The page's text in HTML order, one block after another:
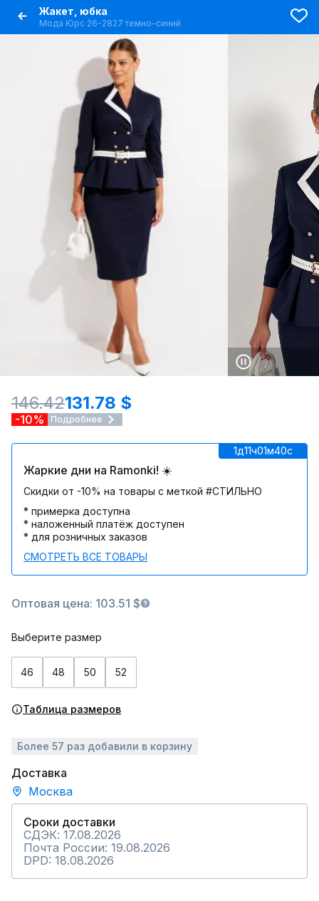
Жакет, юбка
Мода Юрс 26-2827 темно-синий
146.42131.78 $
-10% Подробнее
1д11ч01м40c
Жаркие дни на Ramonki! ☀️
Скидки от -10% на товары с меткой #СТИЛЬНО
* примерка доступна
* наложенный платёж доступен
* для розничных заказов
СМОТРЕТЬ ВСЕ ТОВАРЫ
Оптовая цена: 103.51 $
Выберите размер
46 48 50 52
Таблица размеров
Более 57 раз добавили в корзину
Доставка
Москва
Сроки доставки
СДЭК: 17.08.2026
Почта России: 19.08.2026
DPD: 18.08.2026